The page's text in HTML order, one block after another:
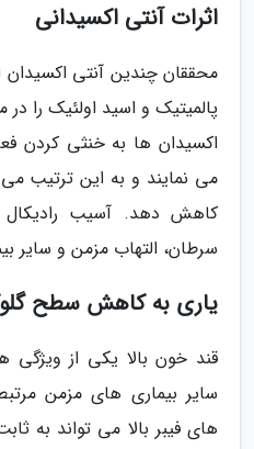
اثرات آنتی اکسیدانی
محققان چندین آنتی اکسیدان
پالمیتیک و اسید اولئیک را
اکسیدان ها به خنثی کردن
می نمایند و به این ترتیب می
کاهش دهد. آسیب رادیکال
سرطان، التهاب مزمن و سایر
یاری به کاهش سطح
قند خون بالا یکی از
سایر بیماری های مزمن
های فیبر بالا می تواند به